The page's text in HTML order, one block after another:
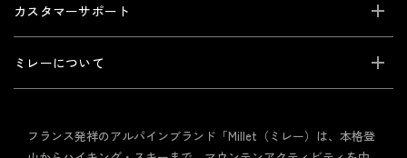
カスタマーサポート
ミレーについて
フランス発祥のアルパインブランド「Millet（ミレー）は、本格登